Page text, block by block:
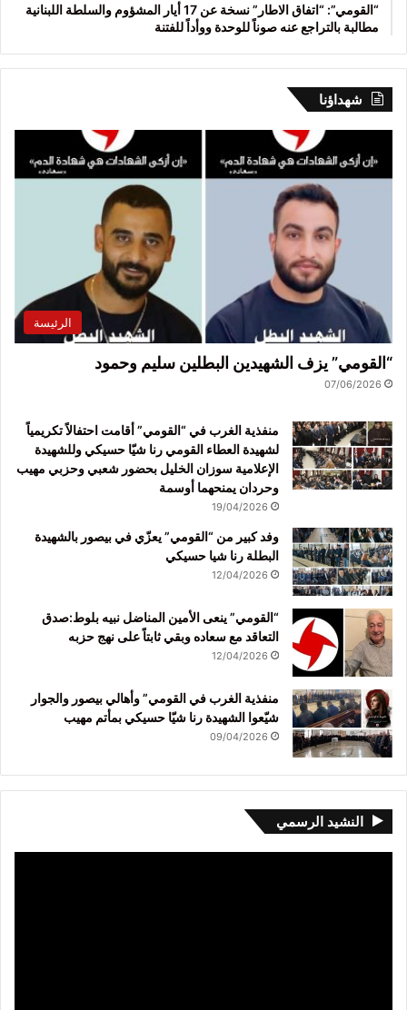
“القومي”: “اتفاق الاطار” نسخة عن 17 أيار المشؤوم والسلطة اللبنانية
مطالبة بالتراجع عنه صوناً للوحدة ووأداً للفتنة
شهداؤنا
الرئيسة
“القومي” يزف الشهيدين البطلين سليم وحمود
07/06/2026
منفذية الغرب في “القومي” أقامت احتفالاً تكريمياً
لشهيدة العطاء القومي رنا شيّا حسيكي وللشهيدة
الإعلامية سوزان الخليل بحضور شعبي وحزبي مهيب
وحردان يمنحهما أوسمة
19/04/2026
وفد كبير من “القومي” يعزّي في بيصور بالشهيدة
البطلة رنا شيا حسيكي
12/04/2026
“القومي” ينعى الأمين المناضل نبيه بلوط:صدق
التعاقد مع سعاده وبقي ثابتاً على نهج حزبه
12/04/2026
منفذية الغرب في القومي” وأهالي بيصور والجوار
شيّعوا الشهيدة رنا شيّا حسيكي بمأتم مهيب
09/04/2026
النشيد الرسمي